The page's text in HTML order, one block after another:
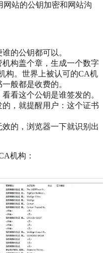
站的公钥加密和网站沟
的公钥都可以。
构盖个章，生成一个数字
构。世界上被认可的CA机
般都是收费的。
看这个公钥是谁签发的。
，就提醒用户：这个证书
的，浏览器一下就识别出
机构：